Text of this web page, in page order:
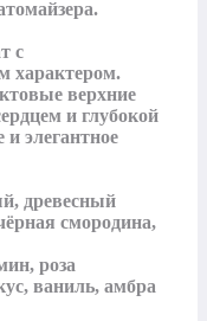
с
характером.
верхние
и глубокой
и элегантное
древесный
смородина,
роза
ваниль, амбра